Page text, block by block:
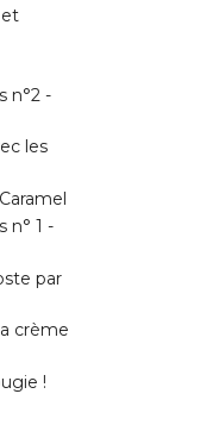
n°2 -
les
n° 1 -
par
crème
!